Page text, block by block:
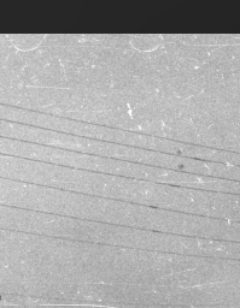
Budapest XXII.
(Szabadság) úttól a Kővirág sor / Leányka utca felé. Háttérben a HÉV felüljárója.